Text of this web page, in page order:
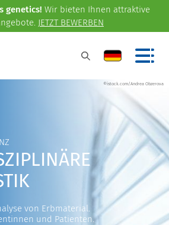
genetics! Wir bieten Ihnen attraktive
JETZT BEWERBEN
©istock.com/Andrea Obzerova
von Erbmaterial.
und Patienten.